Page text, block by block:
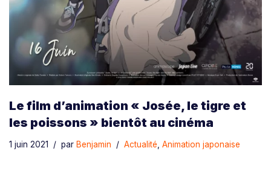
Le film d’animation « Josée, le tigre et
les poissons » bientôt au cinéma
1 juin 2021 par Benjamin Actualité Animation japonaise